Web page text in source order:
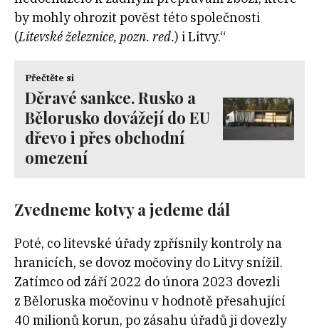
by mohly ohrozit pověst této společnosti
(Litevské železnice, pozn. red.) i Litvy.“
Přečtěte si
Děravé sankce. Rusko a
Bělorusko dovážejí do EU
dřevo i přes obchodní
omezení
Zvedneme kotvy a jedeme dál
Poté, co litevské úřady zpřísnily kontroly na
hranicích, se dovoz močoviny do Litvy snížil.
Zatímco od září 2022 do února 2023 dovezli
z Běloruska močovinu v hodnotě přesahující
40 milionů korun, po zásahu úřadů ji dovezly